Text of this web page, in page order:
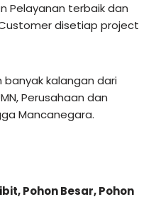
Pelayanan terbaik dan
disetiap project
banyak kalangan dari
Perusahaan dan
Mancanegara.
Pohon Besar, Pohon